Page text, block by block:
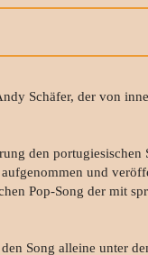
Schäfer, der von
den
und
Pop-Song der mit
Song alleine unter